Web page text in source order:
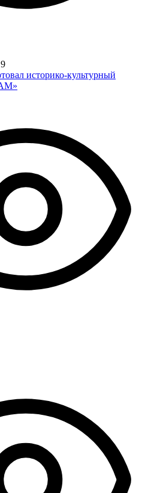
историко-культурный